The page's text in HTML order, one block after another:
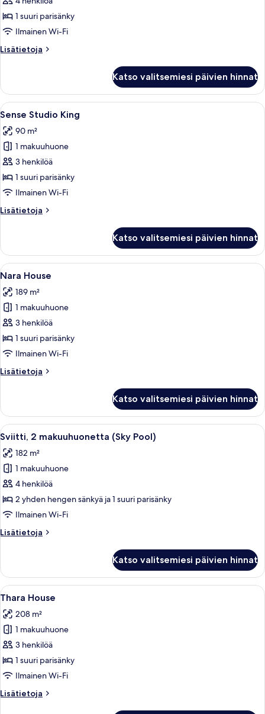
1
suuri
kuvat
1 suuri parisänky
Ilmainen Wi-Fi
Lisätietoja
Lisätietoja
1
suuri
parisänky
Katso valitsemiesi päivien hinnat
Avaa
kaikki
huonetyypin
Sense
Studio
King
kuvat
Moderni hotellihuone, jossa on
4
Sense Studio King
90 m²
1 makuuhuone
3 henkilöä
1 suuri parisänky
Ilmainen Wi-Fi
Lisätietoja
Lisätietoja
King
Katso valitsemiesi päivien hinnat
Avaa
kaikki
huonetyypin
Nara
House
kuvat
Kattoterassi, jossa on sänky ja
7
Nara House
189 m²
1 makuuhuone
3 henkilöä
1 suuri parisänky
Ilmainen Wi-Fi
Lisätietoja
Lisätietoja
Katso valitsemiesi päivien hinnat
Avaa
kaikki
huonetyypin
Sviitti,
2
makuuhuonetta
(Sky
kuvat
Moderni olohuone, josta on näkymä
5
Sviitti, 2 makuuhuonetta (Sky Pool)
182 m²
1 makuuhuone
4 henkilöä
2 yhden hengen sänkyä ja 1 suuri parisänky
Ilmainen Wi-Fi
Lisätietoja
Lisätietoja
makuuhuonetta
(Sky
Pool)
Katso valitsemiesi päivien hinnat
Avaa
kaikki
huonetyypin
Thara
House
kuvat
Moderni olohuone, jossa on sohva,
5
Thara House
208 m²
1 makuuhuone
3 henkilöä
1 suuri parisänky
Ilmainen Wi-Fi
Lisätietoja
Lisätietoja